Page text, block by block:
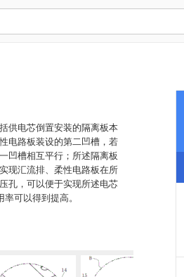
供电芯倒置安装的隔离板本
电路板装设的第二凹槽，若
凹槽相互平行；所述隔离板
现汇流排、柔性电路板在所
孔，可以便于实现所述电芯
可以得到提高。